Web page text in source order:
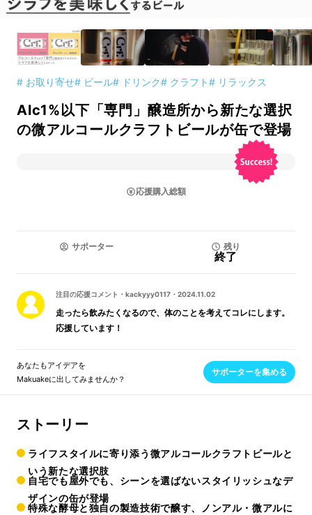
# お取り寄せ# ビール# ドリンク# クラフト# リラックス
Alc1%以下「専門」醸造所から新たな選択
の微アルコールクラフトビールが缶で登場
応援購入総額
サポーター 残り
終了
注目の応援コメント ・ kackyyy0117 ・ 2024.11.02
走ったら飲みたくなるので、体のことを考えてコレにします。
応援しています！
あなたもアイデアを
Makuakeに出してみませんか？
サポーターを集める
ストーリー
ライフスタイルに寄り添う微アルコールクラフトビールと
いう新たな選択肢
自宅でも屋外でも、シーンを選ばないスタイリッシュなデ
ザインの缶が登場
特殊な酵母と独自の製造技術で醸す、ノンアル・微アルに